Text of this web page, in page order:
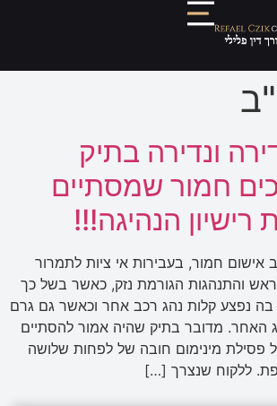
ונדירה בתיק
חמור שמסתיים
הנהיגה!!!
חמור, בעבירות אי ציות לתמרור
ראש והתנהגות הגורמת נזק, כאשר בשל כך
בה נפצע קלות נהג רכב אחר וכאשר גם גרם
האחר. מדובר בתיק שהיה אמור להסתיים
פסילת מינימום חובה של לפחות שלושה
ללקוח שנצרך […]